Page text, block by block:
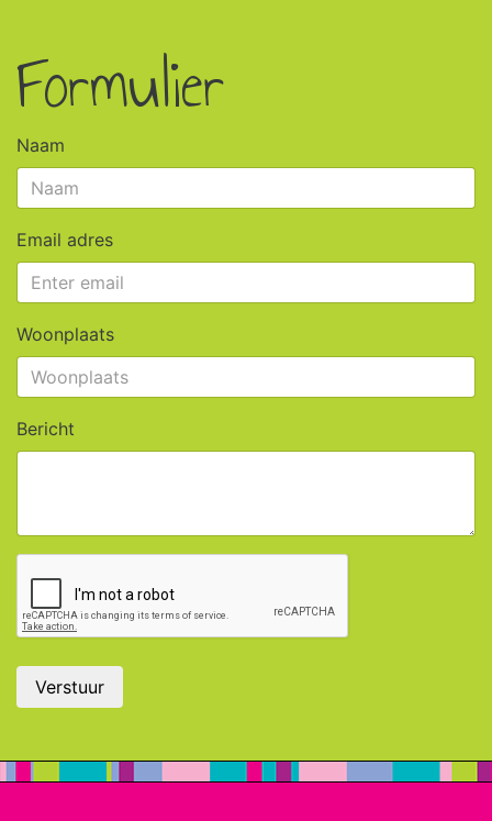
Formulier
Naam
Email adres
Woonplaats
Bericht
Verstuur